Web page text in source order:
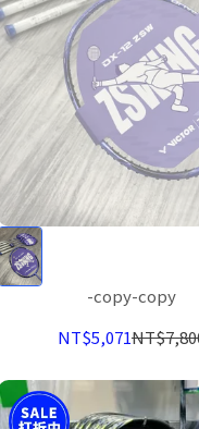
-copy-copy
NT$5,071